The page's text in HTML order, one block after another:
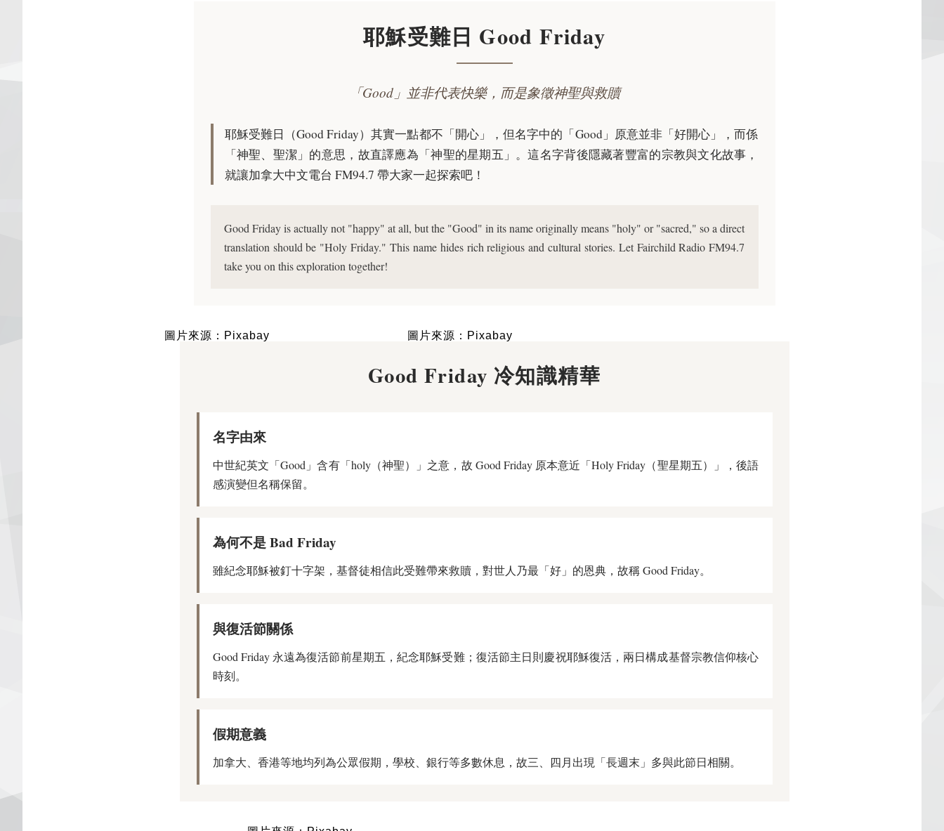
耶穌受難日 Good Friday
「Good」並非代表快樂，而是象徵神聖與救贖
耶穌受難日（Good Friday）其實一點都不「開心」，但名字中的「Good」原意並非「好開心」，而係
「神聖、聖潔」的意思，故直譯應為「神聖的星期五」。這名字背後隱藏著豐富的宗教與文化故事，
就讓加拿大中文電台 FM94.7 帶大家一起探索吧！
Good Friday is actually not "happy" at all, but the "Good" in its name originally means "holy" or "sacred," so a direct
translation should be "Holy Friday." This name hides rich religious and cultural stories. Let Fairchild Radio FM94.7
take you on this exploration together!
圖片來源：Pixabay 圖片來源：Pixabay
Good Friday 冷知識精華
名字由來
中世紀英文「Good」含有「holy（神聖）」之意，故 Good Friday 原本意近「Holy Friday（聖星期五）」，後語
感演變但名稱保留。
為何不是 Bad Friday
雖紀念耶穌被釘十字架，基督徒相信此受難帶來救贖，對世人乃最「好」的恩典，故稱 Good Friday。
與復活節關係
Good Friday 永遠為復活節前星期五，紀念耶穌受難；復活節主日則慶祝耶穌復活，兩日構成基督宗教信仰核心
時刻。
假期意義
加拿大、香港等地均列為公眾假期，學校、銀行等多數休息，故三、四月出現「長週末」多與此節日相關。